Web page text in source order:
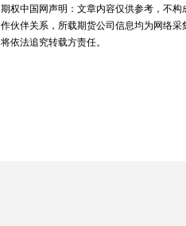
期权中国网声明：文章内容仅供参考，不
作伙伴关系，所载期货公司信息均为网络
将依法追究转载方责任。